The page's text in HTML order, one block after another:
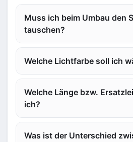
Muss ich beim Umbau den
tauschen?
Welche Lichtfarbe soll ich
Welche Länge bzw.
ich?
Was ist der Unterschied